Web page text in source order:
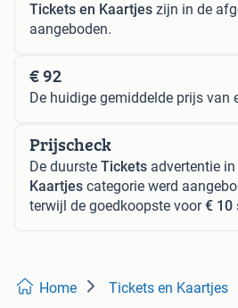
Tickets en Kaartjes zijn in de
aangeboden.
€ 92
De huidige gemiddelde prijs van
Prijscheck
De duurste Tickets advertentie in
Kaartjes categorie werd
terwijl de goedkoopste voor€ 10
Home Tickets en Kaartjes